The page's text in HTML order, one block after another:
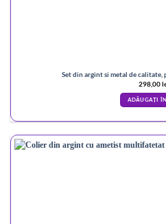
Set din argint si metal de calitate,
298,00
ADĂUGAȚI